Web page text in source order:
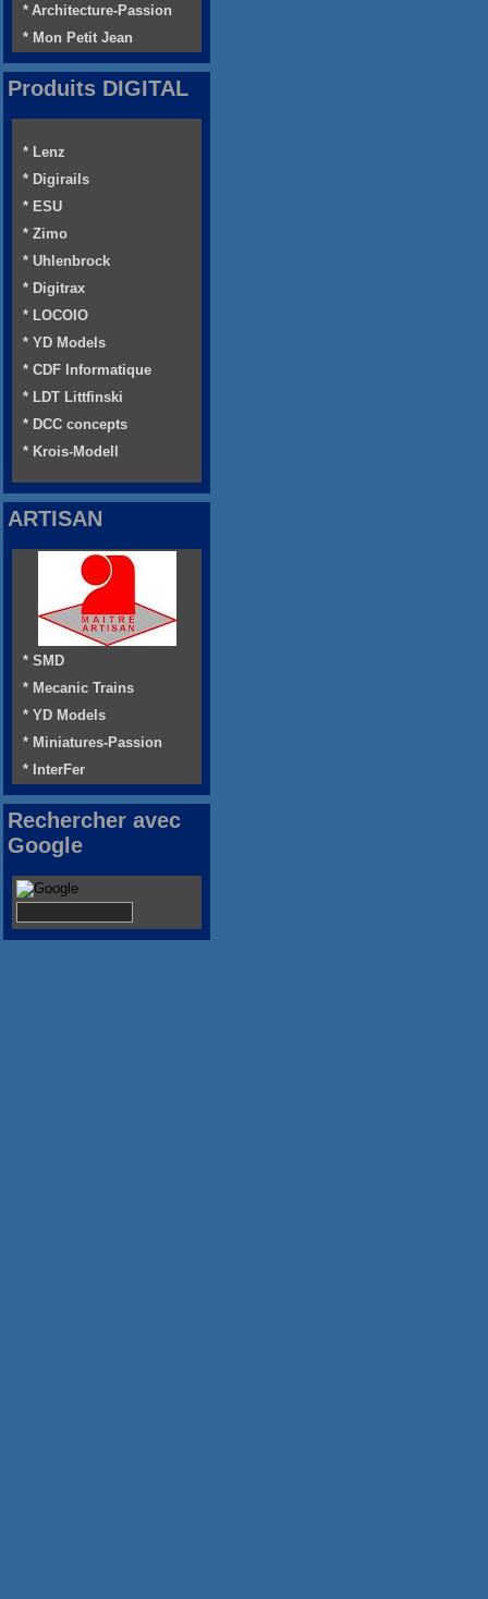
* Architecture-Passion
* Mon Petit Jean
Produits DIGITAL
* Lenz
* Digirails
* ESU
* Zimo
* Uhlenbrock
* Digitrax
* LOCOIO
* YD Models
* CDF Informatique
* LDT Littfinski
* DCC concepts
* Krois-Modell
ARTISAN
* SMD
* Mecanic Trains
* YD Models
* Miniatures-Passion
* InterFer
Rechercher avec
Google